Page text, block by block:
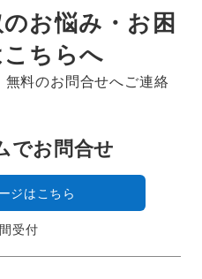
お悩み・お困
ちらへ
料のお問合せへご連絡
でお問合せ
ジはこちら
受付